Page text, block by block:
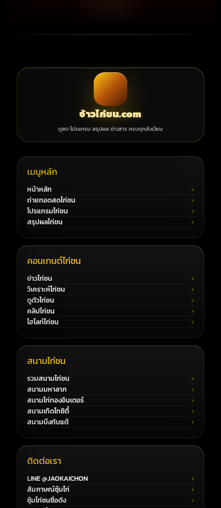
จ้าวไก่ชน.com
ดูสด โปรแกรม สรุปผล ข่าวสาร ครบทุกสังเวียน
เมนูหลัก
หน้าหลัก
ถ่ายทอดสดไก่ชน
โปรแกรมไก่ชน
สรุปผลไก่ชน
คอนเทนต์ไก่ชน
ข่าวไก่ชน
วิเคราะห์ไก่ชน
ดูตัวไก่ชน
คลิปไก่ชน
ไฮไลท์ไก่ชน
สนามไก่ชน
รวมสนามไก่ชน
สนามมหาลาภ
สนามไก่ทองอินเตอร์
สนามเทิดไทซิตี้
สนามบึงทับแต้
ติดต่อเรา
LINE @JAOKAICHON
สัมภาษณ์ซุ้มไก่
ซุ้มไก่ชนชื่อดัง